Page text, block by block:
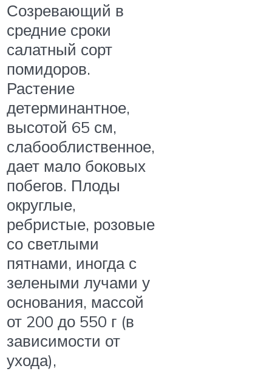
Созревающий в
средние сроки
салатный сорт
помидоров.
Растение
детерминантное,
высотой 65 см,
слабооблиственное,
дает мало боковых
побегов. Плоды
округлые,
ребристые, розовые
со светлыми
пятнами, иногда с
зелеными лучами у
основания, массой
от 200 до 550 г (в
зависимости от
ухода),